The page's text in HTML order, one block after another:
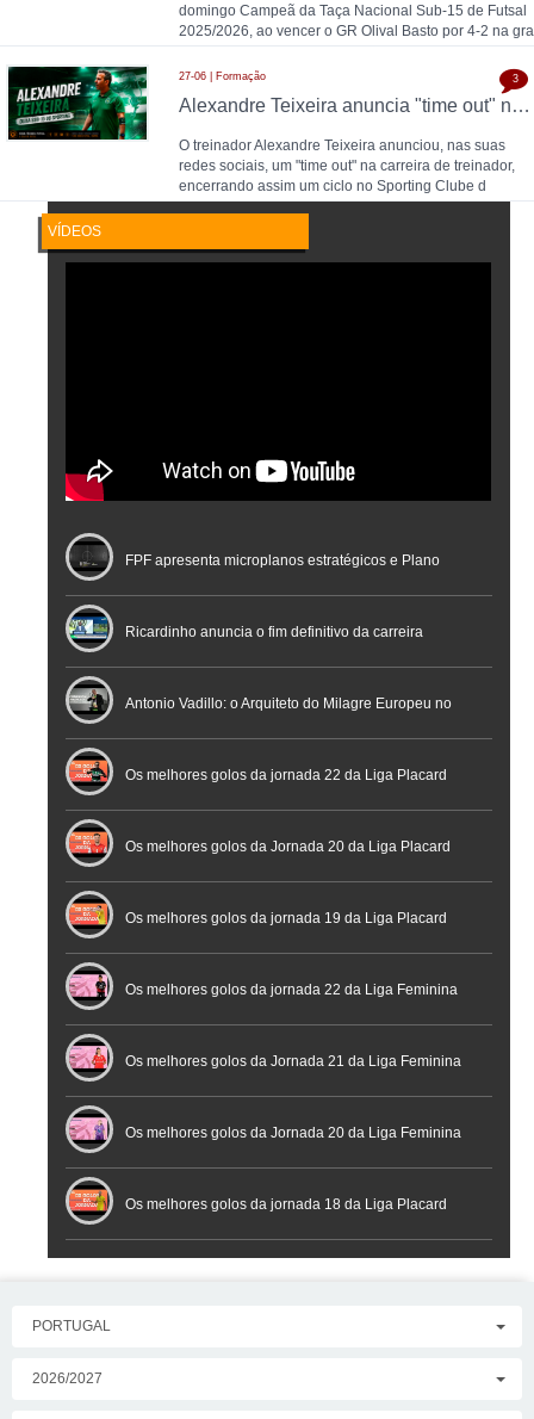
domingo Campeã da Taça Nacional Sub-15 de Futsal
2025/2026, ao vencer o GR Olival Basto por 4-2 na gra
27-06 | Formação
Alexandre Teixeira anuncia "time out" no futsal: pausa após título de Campeão Nacional pelo Sporting CP
O treinador Alexandre Teixeira anunciou, nas suas
redes sociais, um "time out" na carreira de treinador,
encerrando assim um ciclo no Sporting Clube d
3
VÍDEOS
FPF apresenta microplanos estratégicos e Plano
Nacional de Arbitragem
Ricardinho anuncia o fim definitivo da carreira
profissional em conferência histórica na Cidade do
Futebol
Antonio Vadillo: o Arquiteto do Milagre Europeu no
Futsal | Documentário
Os melhores golos da jornada 22 da Liga Placard
Os melhores golos da Jornada 20 da Liga Placard
Futsal
Os melhores golos da jornada 19 da Liga Placard
Os melhores golos da jornada 22 da Liga Feminina
Placard
Os melhores golos da Jornada 21 da Liga Feminina
Placard
Os melhores golos da Jornada 20 da Liga Feminina
Placard
Os melhores golos da jornada 18 da Liga Placard
PORTUGAL
2026/2027